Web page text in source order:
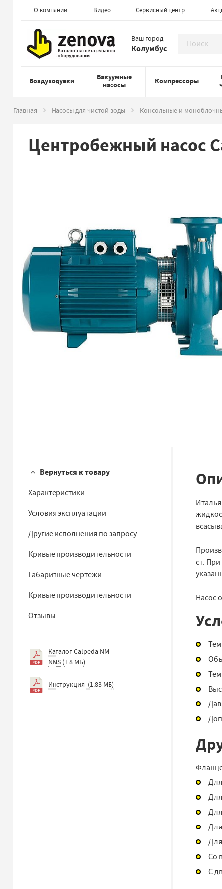
О компании Видео Сервисный центр
Ваш город
Колумбус
Воздуходувки
Вакуумные
насосы
Компрессоры
Главная Насосы для чистой воды Консольные и
Центробежный насос
Вернуться к товару
Характеристики
Условия эксплуатации
Другие исполнения по запросу
Кривые производительности
Габаритные чертежи
Кривые производительности
Отзывы
Каталог Calpeda NM
NMS (1.8 МБ)
Инструкция (1.83 МБ)
ст.
Насос
Со
С